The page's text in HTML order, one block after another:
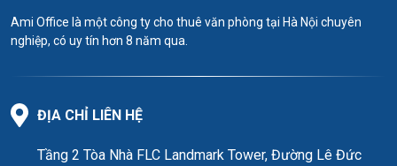
Ami Office là một công ty cho thuê văn phòng tại Hà Nội chuyên
nghiệp, có uy tín hơn 8 năm qua.
ĐỊA CHỈ LIÊN HỆ
Tầng 2 Tòa Nhà FLC Landmark Tower, Đường Lê Đức